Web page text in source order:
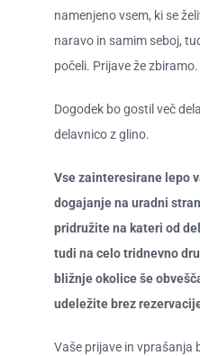
namenjeno vsem, ki se
naravo in samim seboj,
počeli. Prijave že
Dogodek bo gostil več
delavnico z glino.
Vse zainteresirane lepo
dogajanje na uradni
pridružite na kateri od
tudi na celo tridnevno
bližnje okolice še
udeležite brez
Vaše prijave in vprašanja